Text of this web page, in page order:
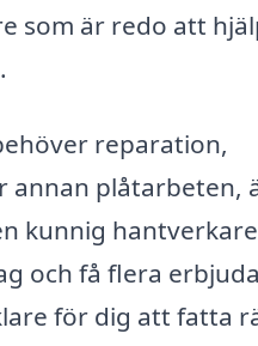
som är redo att
reparation,
annan plåtarbeten,
kunnig
och få flera
för dig att fatta